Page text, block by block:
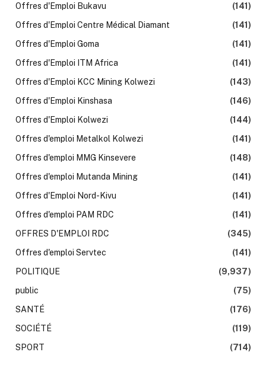
Offres d'Emploi Bukavu
(141)
Offres d'Emploi Centre Médical Diamant
(141)
Offres d'Emploi Goma
(141)
Offres d'Emploi ITM Africa
(141)
Offres d'Emploi KCC Mining Kolwezi
(143)
Offres d'Emploi Kinshasa
(146)
Offres d'Emploi Kolwezi
(144)
Offres d'emploi Metalkol Kolwezi
(141)
Offres d'emploi MMG Kinsevere
(148)
Offres d'emploi Mutanda Mining
(141)
Offres d'Emploi Nord-Kivu
(141)
Offres d'emploi PAM RDC
(141)
OFFRES D'EMPLOI RDC
(345)
Offres d'emploi Servtec
(141)
POLITIQUE
(9,937)
public
(75)
SANTÉ
(176)
SOCIÉTÉ
(119)
SPORT
(714)